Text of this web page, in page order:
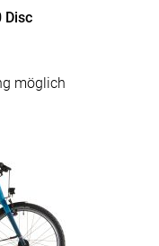
Disc
möglich